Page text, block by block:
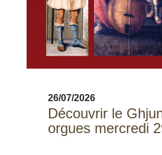
26/07/2026
Découvrir le
orgues mercredi